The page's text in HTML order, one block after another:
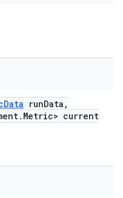
Data runData ,
. Metric> current